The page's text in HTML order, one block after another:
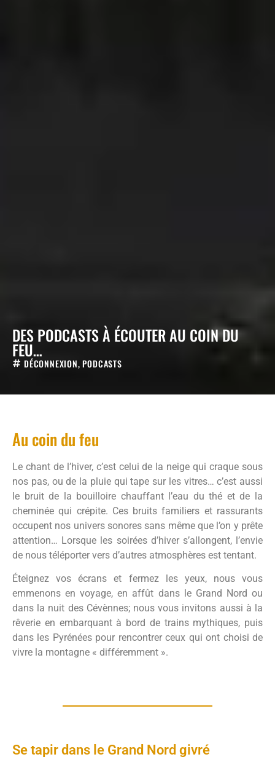
DES PODCASTS À ÉCOUTER AU COIN DU
FEU…
DÉCONNEXION,PODCASTS
Au coin du feu
Le chant de l’hiver, c’est celui de la neige qui craque sous
nos pas, ou de la pluie qui tape sur les vitres… c’est aussi
le bruit de la bouilloire chauffant l’eau du thé et de la
cheminée qui crépite. Ces bruits familiers et rassurants
occupent nos univers sonores sans même que l’on y prête
attention… Lorsque les soirées d’hiver s’allongent, l’envie
de nous téléporter vers d’autres atmosphères est tentant.
Éteignez vos écrans et fermez les yeux, nous vous
emmenons en voyage, en affût dans le Grand Nord ou
dans la nuit des Cévènnes; nous vous invitons aussi à la
rêverie en embarquant à bord de trains mythiques, puis
dans les Pyrénées pour rencontrer ceux qui ont choisi de
vivre la montagne « différemment ».
Se tapir dans le Grand Nord givré